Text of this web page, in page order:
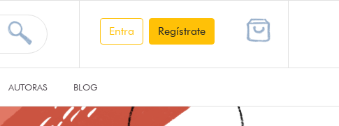
Entra Regístrate
AUTORAS BLOG